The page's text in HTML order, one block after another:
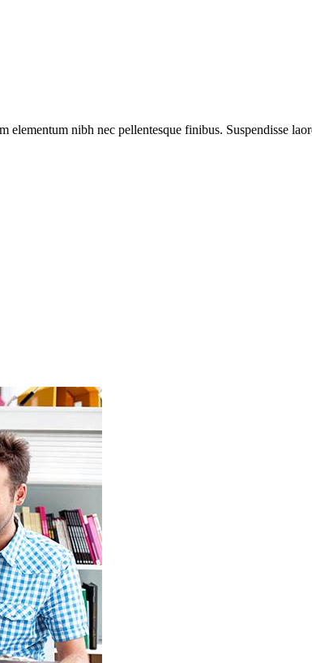
nibh nec pellentesque finibus. Suspendisse